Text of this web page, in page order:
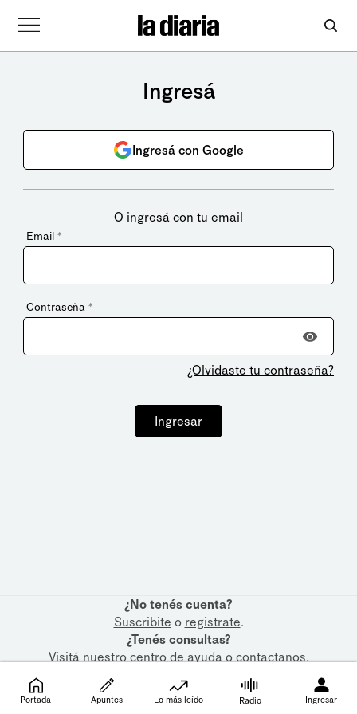
Ingresá
Ingresá con Google
O ingresá con tu email
Email *
Contraseña *
¿Olvidaste tu contraseña?
Ingresar
¿No tenés cuenta?
Suscribite o registrate.
¿Tenés consultas?
Visitá nuestrocentro de ayudaocontactanos.
Portada Apuntes Lo más leído Radio Ingresar